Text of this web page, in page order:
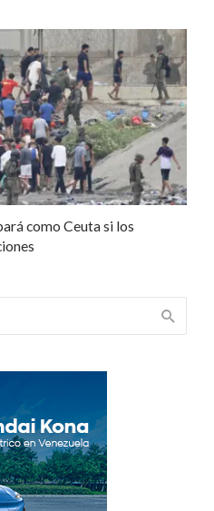
como Ceuta si los